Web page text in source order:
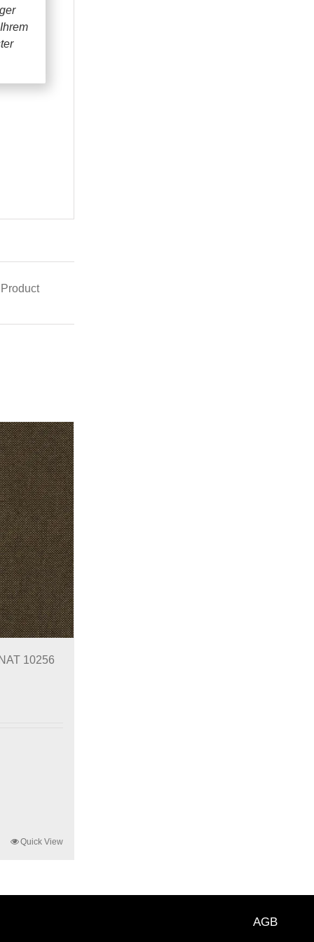
10256
Quick View
AGB